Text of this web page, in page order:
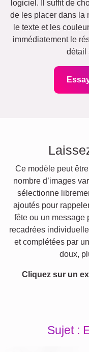
logiciel. Il suffit de
de les placer dans la
le texte et les
immédiatement le
détail
Ce modèle peut
nombre d’images
sélectionne
ajoutés pour
fête ou un message
recadrées
et complétées par
doux,
Cliquez sur un
Sujet :